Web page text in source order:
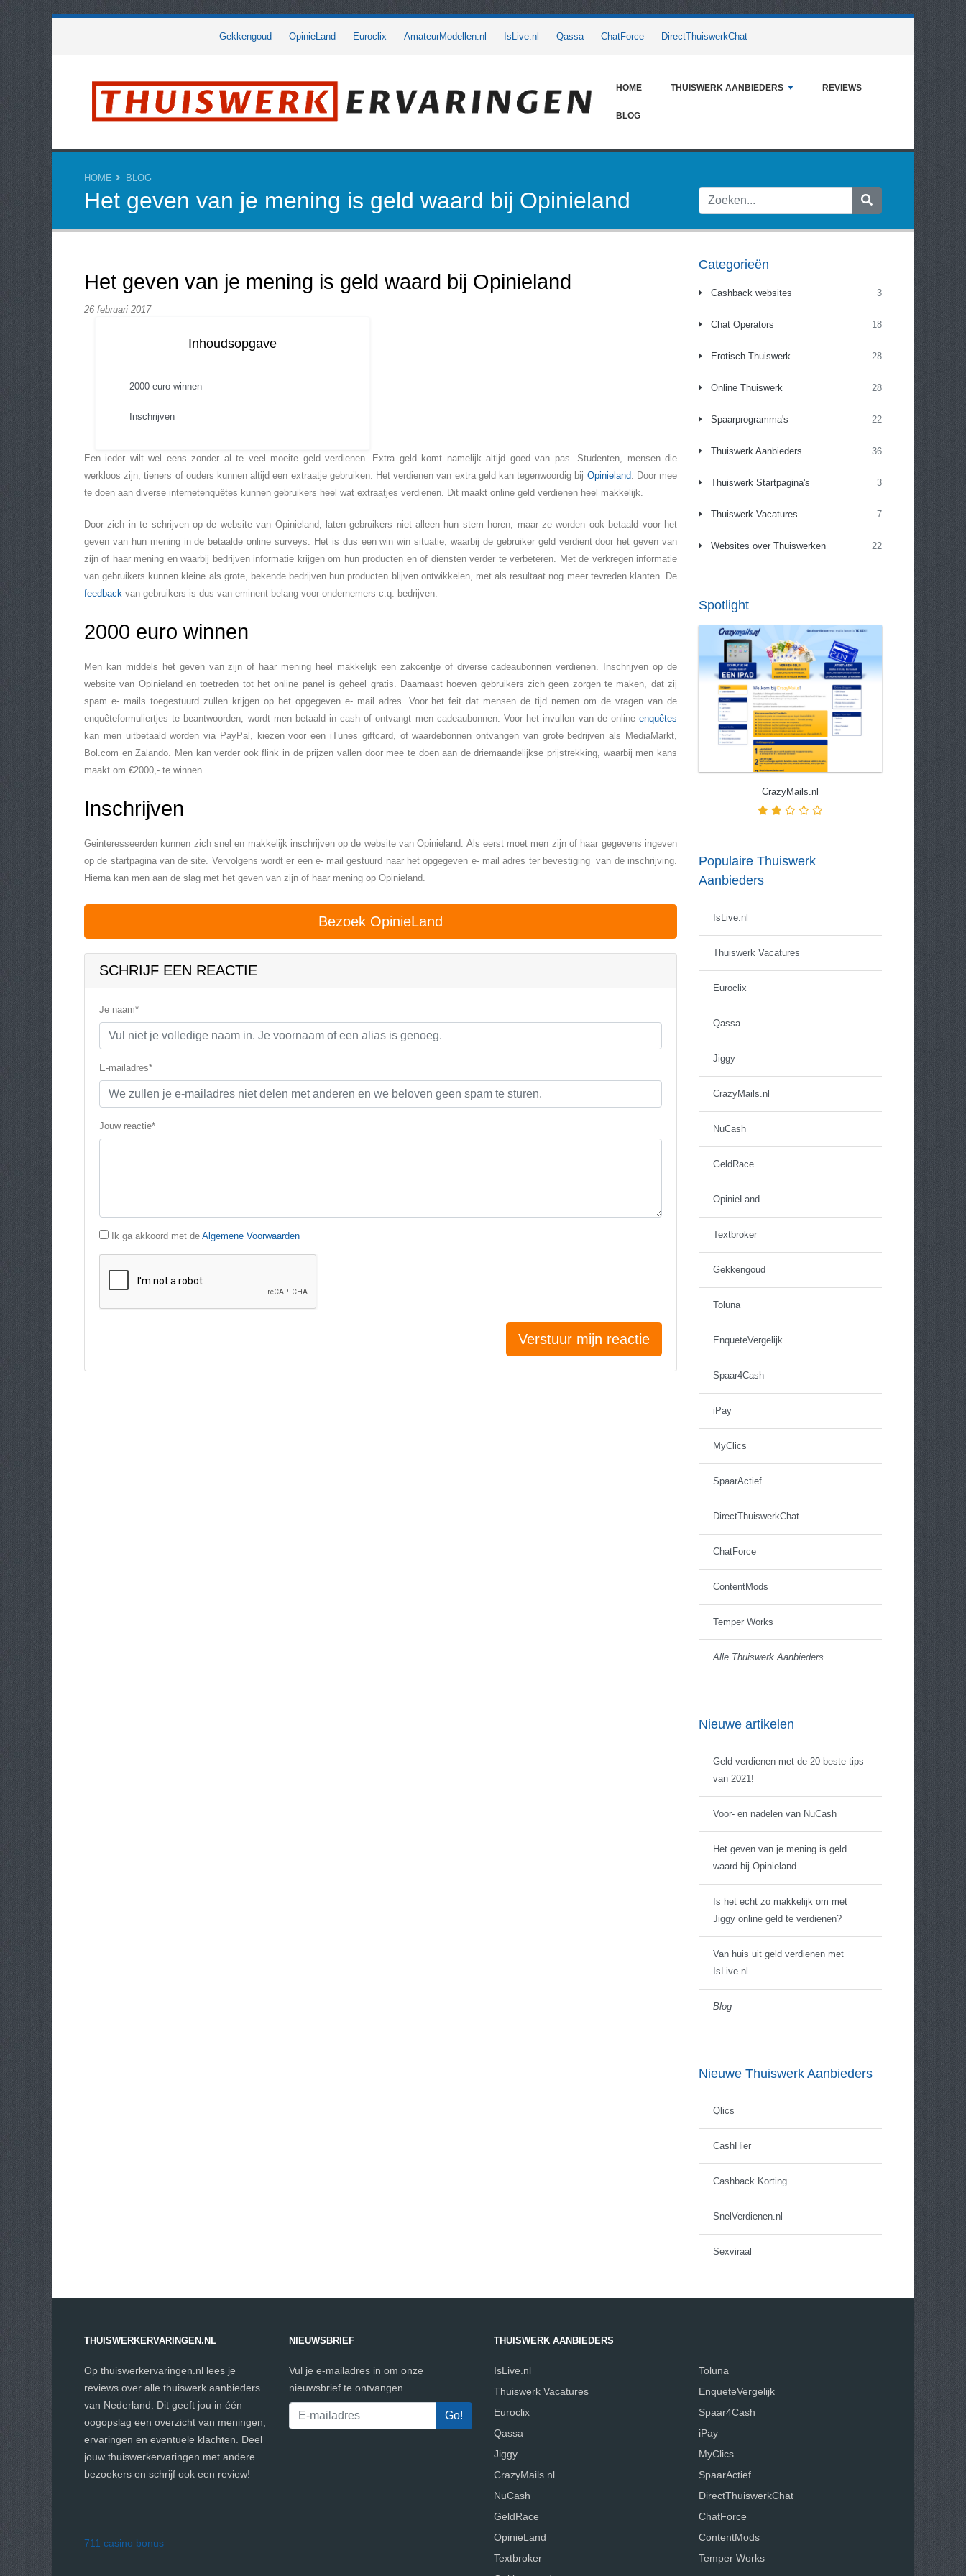
Gekkengoud OpinieLand Euroclix AmateurModellen.nl IsLive.nl Qassa ChatForce DirectThuiswerkChat
HOME THUISWERK AANBIEDERS REVIEWS
BLOG
HOME BLOG
Het geven van je mening is geld waard bij Opinieland
Categorieën
Cashback websites 3
Chat Operators 18
Erotisch Thuiswerk 28
Online Thuiswerk 28
Spaarprogramma's 22
Thuiswerk Aanbieders 36
Thuiswerk Startpagina's 3
Thuiswerk Vacatures 7
Websites over Thuiswerken 22
Spotlight
CrazyMails.nl
Populaire Thuiswerk
Aanbieders
IsLive.nl
Thuiswerk Vacatures
Euroclix
Qassa
Jiggy
CrazyMails.nl
NuCash
GeldRace
OpinieLand
Textbroker
Gekkengoud
Toluna
EnqueteVergelijk
Spaar4Cash
iPay
MyClics
SpaarActief
DirectThuiswerkChat
ChatForce
ContentMods
Temper Works
Alle Thuiswerk Aanbieders
Nieuwe artikelen
Geld verdienen met de 20 beste tips
van 2021!
Voor- en nadelen van NuCash
Het geven van je mening is geld
waard bij Opinieland
Is het echt zo makkelijk om met
Jiggy online geld te verdienen?
Van huis uit geld verdienen met
IsLive.nl
Blog
Nieuwe Thuiswerk Aanbieders
Qlics
CashHier
Cashback Korting
SnelVerdienen.nl
Sexviraal
Het geven van je mening is geld waard bij Opinieland
26 februari 2017
Inhoudsopgave
2000 euro winnen
Inschrijven
Een ieder wilt wel eens zonder al te veel moeite geld verdienen. Extra geld komt namelijk altijd goed van pas. Studenten, mensen die
werkloos zijn, tieners of ouders kunnen altijd een extraatje gebruiken. Het verdienen van extra geld kan tegenwoordig bij Opinieland. Door mee
te doen aan diverse internetenquêtes kunnen gebruikers heel wat extraatjes verdienen. Dit maakt online geld verdienen heel makkelijk.
Door zich in te schrijven op de website van Opinieland, laten gebruikers niet alleen hun stem horen, maar ze worden ook betaald voor het
geven van hun mening in de betaalde online surveys. Het is dus een win win situatie, waarbij de gebruiker geld verdient door het geven van
zijn of haar mening en waarbij bedrijven informatie krijgen om hun producten en of diensten verder te verbeteren. Met de verkregen informatie
van gebruikers kunnen kleine als grote, bekende bedrijven hun producten blijven ontwikkelen, met als resultaat nog meer tevreden klanten. De
feedback van gebruikers is dus van eminent belang voor ondernemers c.q. bedrijven.
2000 euro winnen
Men kan middels het geven van zijn of haar mening heel makkelijk een zakcentje of diverse cadeaubonnen verdienen. Inschrijven op de
website van Opinieland en toetreden tot het online panel is geheel gratis. Daarnaast hoeven gebruikers zich geen zorgen te maken, dat zij
spam e- mails toegestuurd zullen krijgen op het opgegeven e- mail adres. Voor het feit dat mensen de tijd nemen om de vragen van de
enquêteformuliertjes te beantwoorden, wordt men betaald in cash of ontvangt men cadeaubonnen. Voor het invullen van de onlineenquêtes
kan men uitbetaald worden via PayPal, kiezen voor een iTunes giftcard, of waardebonnen ontvangen van grote bedrijven als MediaMarkt,
Bol.com en Zalando. Men kan verder ook flink in de prijzen vallen door mee te doen aan de driemaandelijkse prijstrekking, waarbij men kans
maakt om €2000,- te winnen.
Inschrijven
Geinteresseerden kunnen zich snel en makkelijk inschrijven op de website van Opinieland. Als eerst moet men zijn of haar gegevens ingeven
op de startpagina van de site. Vervolgens wordt er een e- mail gestuurd naar het opgegeven e- mail adres ter bevestiging van de inschrijving.
Hierna kan men aan de slag met het geven van zijn of haar mening op Opinieland.
Bezoek OpinieLand
SCHRIJF EEN REACTIE
Je naam*
E-mailadres*
Jouw reactie*
Ik ga akkoord met de Algemene Voorwaarden
Verstuur mijn reactie
THUISWERKERVARINGEN.NL
Op thuiswerkervaringen.nl lees je
reviews over alle thuiswerk aanbieders
van Nederland. Dit geeft jou in één
oogopslag een overzicht van meningen,
ervaringen en eventuele klachten. Deel
jouw thuiswerkervaringen met andere
bezoekers en schrijf ook een review!
711 casino bonus
NIEUWSBRIEF
Vul je e-mailadres in om onze
nieuwsbrief te ontvangen.
THUISWERK AANBIEDERS
IsLive.nl
Thuiswerk Vacatures
Euroclix
Qassa
Jiggy
CrazyMails.nl
NuCash
GeldRace
OpinieLand
Textbroker
Toluna
EnqueteVergelijk
Spaar4Cash
iPay
MyClics
SpaarActief
DirectThuiswerkChat
ChatForce
ContentMods
Temper Works